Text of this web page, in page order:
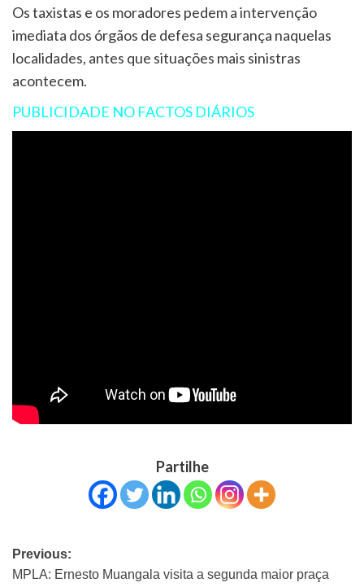
Os taxistas e os moradores pedem a intervenção
imediata dos órgãos de defesa segurança naquelas
localidades, antes que situações mais sinistras
acontecem.
PUBLICIDADE NO FACTOS DIÁRIOS
Partilhe
Previous:
MPLA: Ernesto Muangala visita a segunda maior praça